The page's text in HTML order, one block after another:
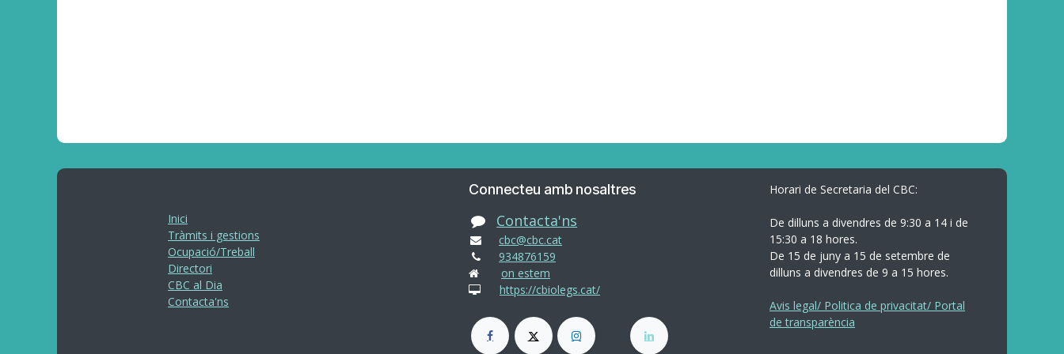
Inici
Tràmits i gestions
Ocupació/Treball
Directori
CBC al Dia
Contacta'ns
Connecteu amb nosaltres
Contacta'ns
cbc@cbc.cat
934876159
on estem
https://cbiolegs.cat/
Horari de Secretaria del CBC:
De dilluns a divendres de 9:30 a 14 i de
15:30 a 18 hores.
De 15 de juny a 15 de setembre de
dilluns a divendres de 9 a 15 hores.
Avis legal/ Politica de privacitat/ Portal
de transparència